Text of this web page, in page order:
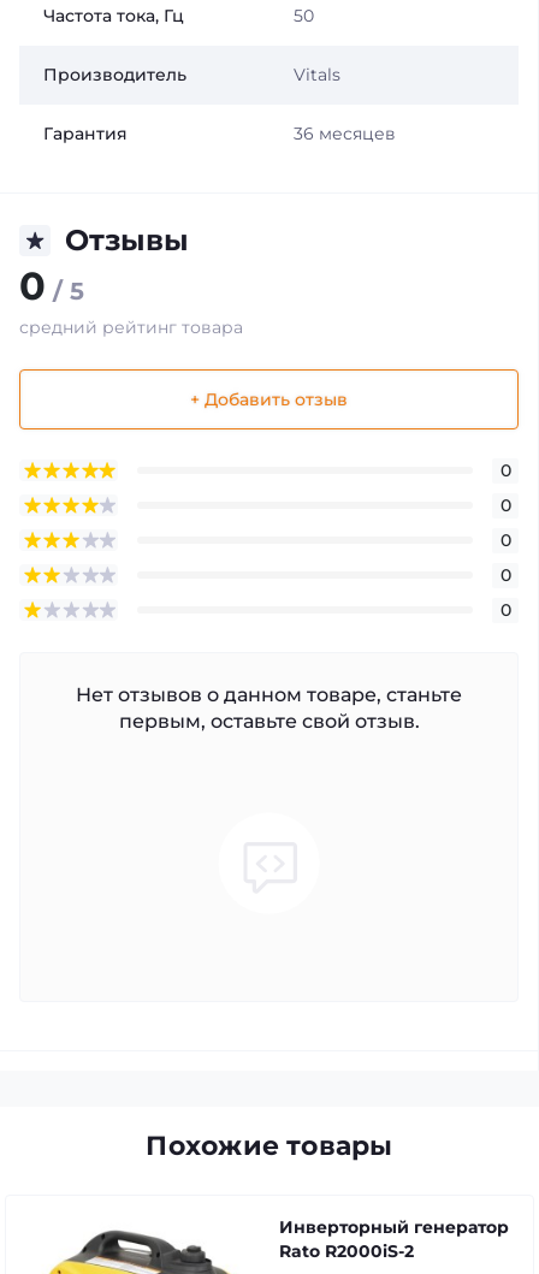
Частота тока, Гц 50
Производитель Vitals
Гарантия 36 месяцев
Отзывы
0 / 5
средний рейтинг товара
+ Добавить отзыв
0
0
0
0
0
Нет отзывов о данном товаре, станьте
первым, оставьте свой отзыв.
Похожие товары
Инверторный генератор
Rato R2000iS-2